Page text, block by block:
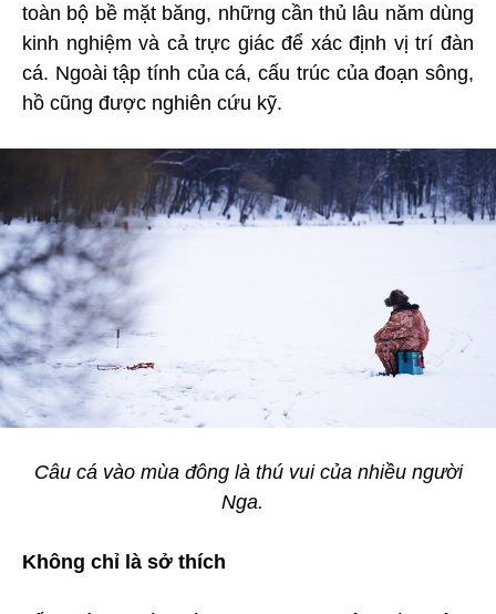
toàn bộ bề mặt băng, những cần thủ lâu năm dùng
kinh nghiệm và cả trực giác để xác định vị trí đàn
cá. Ngoài tập tính của cá, cấu trúc của đoạn sông,
hồ cũng được nghiên cứu kỹ.
Câu cá vào mùa đông là thú vui của nhiều người
Nga.
Không chỉ là sở thích